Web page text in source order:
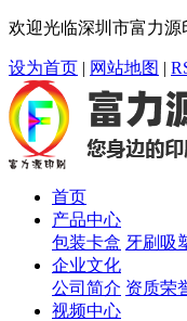
欢迎光临深圳市富力源
设为首页 | 网站地图 |
首页
产品中心
包装卡盒 牙刷吸
企业文化
公司简介 资质荣
视频中心